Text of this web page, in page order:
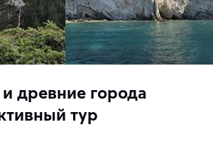
древние города
тур